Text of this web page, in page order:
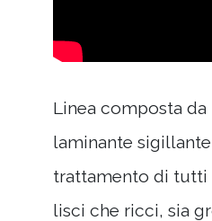
Linea composta
laminante
trattamento di tutti
lisci che ricci, sia